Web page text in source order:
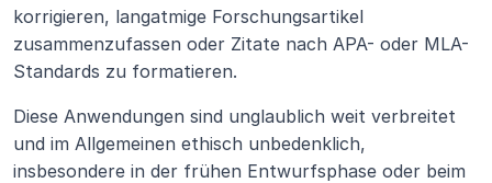
korrigieren, langatmige Forschungsartikel
zusammenzufassen oder Zitate nach APA- oder MLA-
Standards zu formatieren.
Diese Anwendungen sind unglaublich weit verbreitet
und im Allgemeinen ethisch unbedenklich,
insbesondere in der frühen Entwurfsphase oder beim